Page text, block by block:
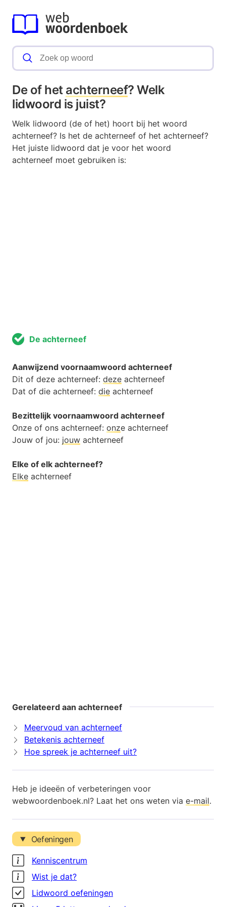
De of het achterneef? Welk
lidwoord is juist?
Welk lidwoord (de of het) hoort bij het woord
achterneef? Is het de achterneef of het achterneef?
Het juiste lidwoord dat je voor het woord
achterneef moet gebruiken is:
De achterneef
Aanwijzend voornaamwoord achterneef
Dit of deze achterneef: deze achterneef
Dat of die achterneef: die achterneef
Bezittelijk voornaamwoord achterneef
Onze of ons achterneef: onze achterneef
Jouw of jou: jouw achterneef
Elke of elk achterneef?
Elke achterneef
Gerelateerd aan achterneef
Meervoud van achterneef
Betekenis achterneef
Hoe spreek je achterneef uit?
Heb je ideeën of verbeteringen voor
webwoordenboek.nl? Laat het ons weten via e-mail.
Oefeningen
Kenniscentrum
Wist je dat?
Lidwoord oefeningen